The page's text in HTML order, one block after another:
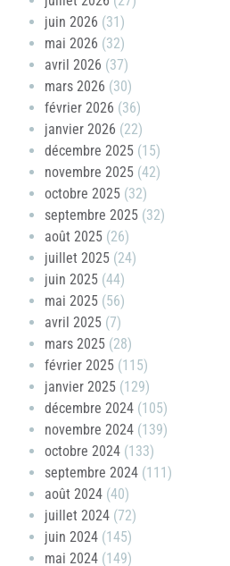
juin 2026 (31)
mai 2026 (32)
avril 2026 (37)
mars 2026 (30)
février 2026 (36)
janvier 2026 (22)
décembre 2025 (15)
novembre 2025 (42)
octobre 2025 (32)
septembre 2025 (32)
août 2025 (26)
juillet 2025 (24)
juin 2025 (44)
mai 2025 (56)
avril 2025 (7)
mars 2025 (28)
février 2025 (115)
janvier 2025 (129)
décembre 2024 (105)
novembre 2024 (139)
octobre 2024 (133)
septembre 2024 (111)
août 2024 (40)
juillet 2024 (72)
juin 2024 (145)
mai 2024 (149)